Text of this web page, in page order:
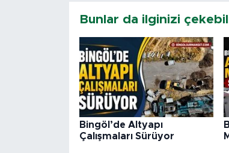
Bunlar da ilginizi
Bingöl’de Altyapı
Çalışmaları Sürüyor